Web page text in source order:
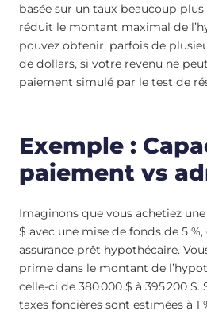
basée sur un taux beaucoup plus
réduit le montant maximal de
pouvez obtenir, parfois de
de dollars, si votre revenu ne
paiement simulé par le test de
Exemple :
paiement vs
Imaginons que vous achetiez
$ avec une mise de fonds de 5
assurance prêt hypothécaire.
prime dans le montant de
celle-ci de 380 000 $ à 395 200 $.
taxes foncières sont estimées à 1